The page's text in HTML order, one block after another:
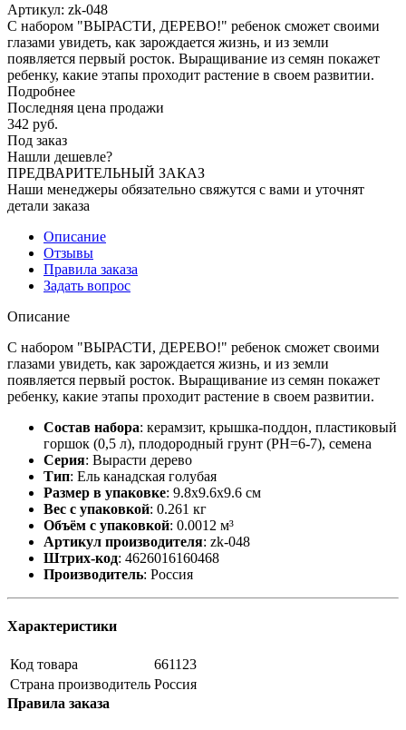
Артикул: zk-048
С набором "ВЫРАСТИ, ДЕРЕВО!" ребенок сможет своими
глазами увидеть, как зарождается жизнь, и из земли
появляется первый росток. Выращивание из семян покажет
ребенку, какие этапы проходит растение в своем развитии.
Подробнее
Последняя цена продажи
342 руб.
Под заказ
Нашли дешевле?
ПРЕДВАРИТЕЛЬНЫЙ ЗАКАЗ
Наши менеджеры обязательно свяжутся с вами и уточнят
детали заказа
Описание
Отзывы
Правила заказа
Задать вопрос
Описание
С набором "ВЫРАСТИ, ДЕРЕВО!" ребенок сможет своими
глазами увидеть, как зарождается жизнь, и из земли
появляется первый росток. Выращивание из семян покажет
ребенку, какие этапы проходит растение в своем развитии.
Состав набора: керамзит, крышка-поддон, пластиковый
горшок (0,5 л), плодородный грунт (PH=6-7), семена
Серия: Вырасти дерево
Тип: Ель канадская голубая
Размер в упаковке: 9.8x9.6x9.6 см
Вес с упаковкой: 0.261 кг
Объём с упаковкой: 0.0012 м³
Артикул производителя: zk-048
Штрих-код: 4626016160468
Производитель: Россия
Характеристики
Код товара
661123
Страна производитель Россия
Правила заказа